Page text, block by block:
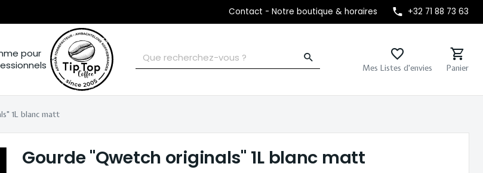
Contact - Notre boutique & horaires +32 71 88 73 63
pour
Mes Listes d'envies Panier
1L blanc matt
Gourde "Qwetch originals" 1L blanc matt